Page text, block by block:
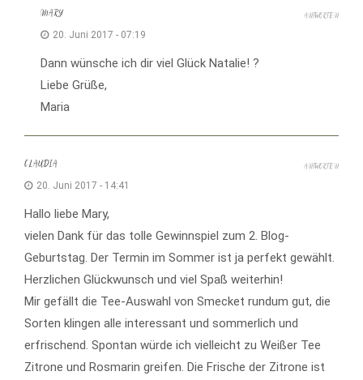
MARY
20. Juni 2017 - 07:19
Dann wünsche ich dir viel Glück Natalie! ?
Liebe Grüße,
Maria
ANTWORTEN
CLAUDIA
20. Juni 2017 - 14:41
Hallo liebe Mary,
vielen Dank für das tolle Gewinnspiel zum 2. Blog-
Geburtstag. Der Termin im Sommer ist ja perfekt gewählt.
Herzlichen Glückwunsch und viel Spaß weiterhin!
Mir gefällt die Tee-Auswahl von Smecket rundum gut, die
Sorten klingen alle interessant und sommerlich und
erfrischend. Spontan würde ich vielleicht zu Weißer Tee
Zitrone und Rosmarin greifen. Die Frische der Zitrone ist
ANTWORTEN